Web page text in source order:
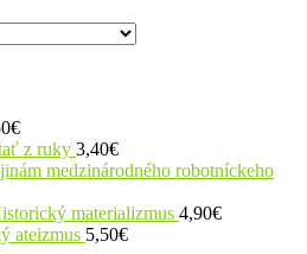
€
z ruky 3,40€
medzinárodného robotníckeho
materializmus 4,90€
ateizmus 5,50€